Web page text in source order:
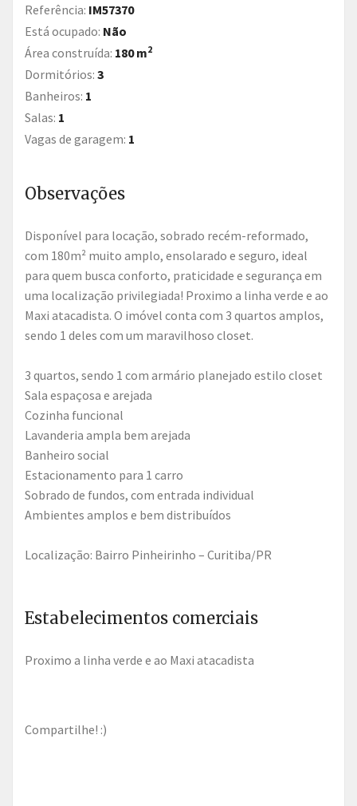
Referência: IM57370
Está ocupado: Não
Área construída: 180 m2
Dormitórios: 3
Banheiros: 1
Salas: 1
Vagas de garagem: 1
Observações
Disponível para locação, sobrado recém-reformado,
com 180m² muito amplo, ensolarado e seguro, ideal
para quem busca conforto, praticidade e segurança em
uma localização privilegiada! Proximo a linha verde e ao
Maxi atacadista. O imóvel conta com 3 quartos amplos,
sendo 1 deles com um maravilhoso closet.
3 quartos, sendo 1 com armário planejado estilo closet
Sala espaçosa e arejada
Cozinha funcional
Lavanderia ampla bem arejada
Banheiro social
Estacionamento para 1 carro
Sobrado de fundos, com entrada individual
Ambientes amplos e bem distribuídos
Localização: Bairro Pinheirinho – Curitiba/PR
Estabelecimentos comerciais
Proximo a linha verde e ao Maxi atacadista
Compartilhe! :)